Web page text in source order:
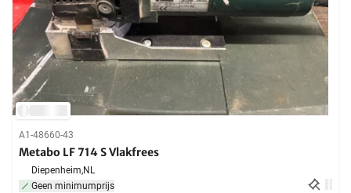
A1-48660-43
Metabo LF 714 S Vlakfrees
Diepenheim,NL
Geen minimumprijs